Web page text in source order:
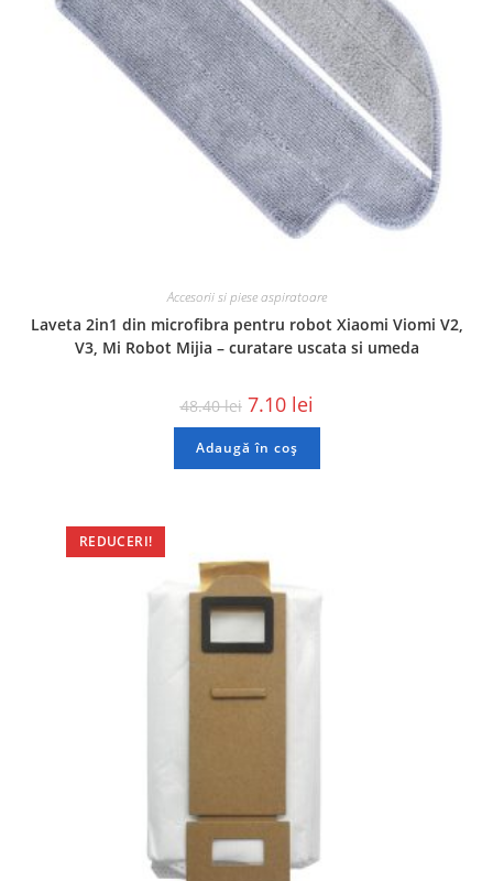
Accesorii si piese aspiratoare
Laveta 2in1 din microfibra pentru robot Xiaomi Viomi V2,
V3, Mi Robot Mijia – curatare uscata si umeda
48.40lei 7.10 lei
Adaugă în coș
REDUCERI!